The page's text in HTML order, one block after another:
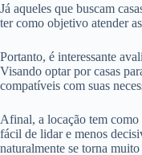
Já aqueles que buscam
ter como objetivo atender
Portanto, é interessante
Visando optar por casas
compatíveis com suas
Afinal, a locação tem
fácil de lidar e menos
naturalmente se torna